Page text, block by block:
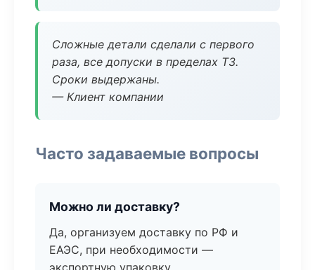
Сложные детали сделали с первого
раза, все допуски в пределах ТЗ.
Сроки выдержаны.
— Клиент компании
Часто задаваемые вопросы
Можно ли доставку?
Да, организуем доставку по РФ и
ЕАЭС, при необходимости —
экспортную упаковку.